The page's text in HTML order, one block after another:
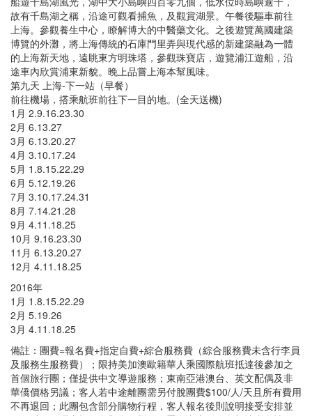
故有千島湖之稱，沿途可觀看捕魚，及觀賞湖景。午餐後驅車前往
上海。參觀養生中心，瞭解博大的中醫藥文化。之後遊覽萬國建築
博覽的外灘，將上海傳統的石庫門里弄與現代感的新建築融為一體
的上海新天地，遠眺東方明珠塔，參觀珠寶店，遊覽浦江遊船，沿
途車內欣賞浦東新貌。晚上品嘗上海本幫風味。
第九天 上海-下一站（早餐）
前往機場，搭乘航班前往下一目的地。(全天送機)
1月 2.9.16.23.30
2月 6.13.27
3月 6.13.20.27
4月 3.10.17.24
5月 1.8.15.22.29
6月 5.12.19.26
7月 3.10.17.24.31
8月 7.14.21.28
9月 4.11.18.25
10月 9.16.23.30
11月 6.13.20.27
12月 4.11.18.25
2016年
1月 1.8.15.22.29
2月 5.19.26
3月 4.11.18.25
備註：團費=報名費+指定自費+綜合服務費（綜合服務費未含行李員
及服務生服務費）；限持美加澳歐籍華人乘國際航班抵達後參加之
首個旅行團；僅提供中文導遊服務；東南亞港澳台、英文配偶及非
華僑價格另議；客人若中途離團需另付脫團費$100/人/天且所有費用
不再退回；此團包含部分購物行程，客人報名後則說明接受安排並